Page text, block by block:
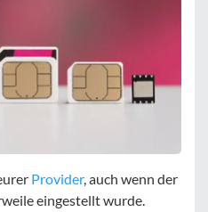
Provider, auch wenn der
eingestellt wurde.